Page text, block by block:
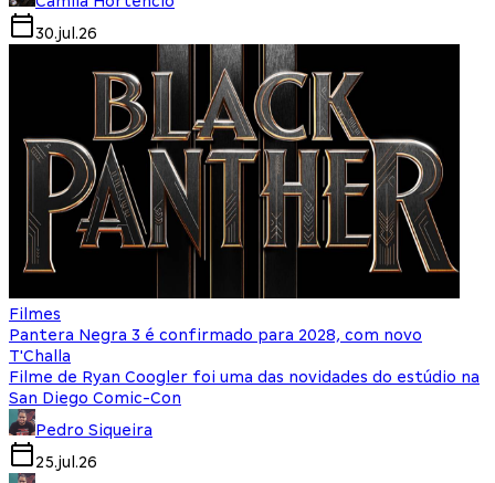
30.jul.26
Filmes
Pantera Negra 3 é confirmado para 2028, com novo
T'Challa
Filme de Ryan Coogler foi uma das novidades do estúdio na
San Diego Comic-Con
Pedro Siqueira
25.jul.26